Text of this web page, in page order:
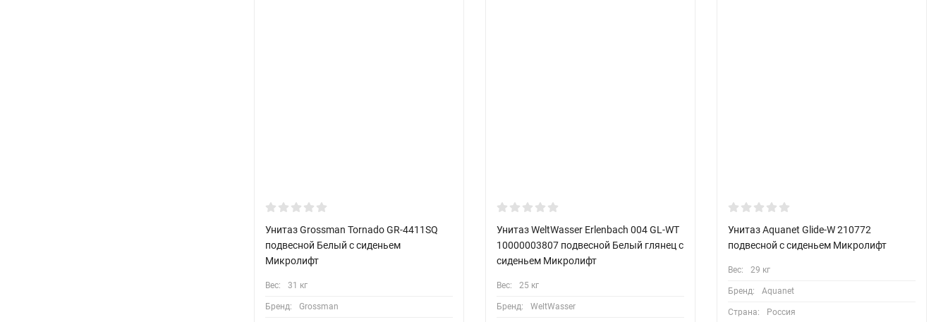
Унитаз Grossman Tornado GR-4411SQ
подвесной Белый с сиденьем
Микролифт
Вес: 31 кг
Бренд: Grossman
Унитаз WeltWasser Erlenbach 004 GL-WT
10000003807 подвесной Белый глянец с
сиденьем Микролифт
Вес: 25 кг
Бренд: WeltWasser
Унитаз Aquanet Glide-W 210772
подвесной с сиденьем Микролифт
Вес: 29 кг
Бренд: Aquanet
Страна: Россия